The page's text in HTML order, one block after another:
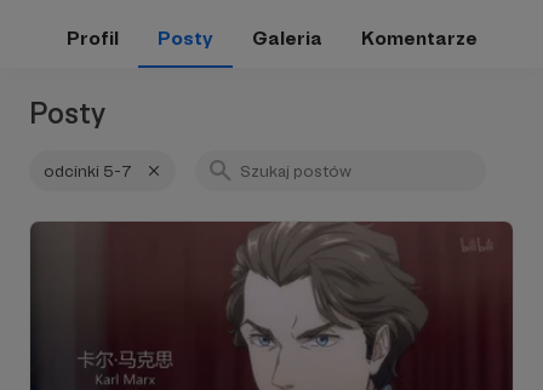
Profil Posty Galeria Komentarze
Posty
odcinki 5-7